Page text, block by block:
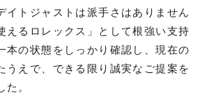
イトジャストは派手さはありません
えるロレックス」として根強い支持
本の状態をしっかり確認し、現在の
うえで、できる限り誠実なご提案を
た。